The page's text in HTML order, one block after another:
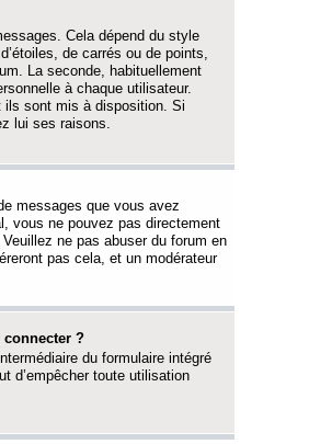
Cela dépend du style
de carrés ou de points,
La seconde, habituellement
à chaque utilisateur.
ils sont mis à disposition. Si
lui ses raisons.
messages que vous avez
vous ne pouvez pas directement
ne pas abuser du forum en
pas cela, et un modérateur
connecter ?
du formulaire intégré
d’empêcher toute utilisation